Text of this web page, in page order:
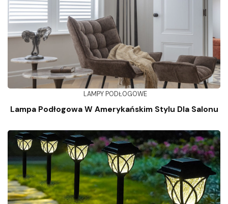
LAMPY PODŁOGOWE
Lampa Podłogowa W Amerykańskim Stylu Dla Salonu